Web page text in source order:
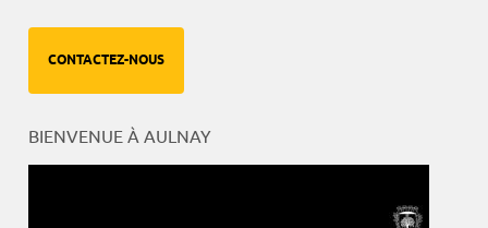
CONTACTEZ-NOUS
BIENVENUE À AULNAY